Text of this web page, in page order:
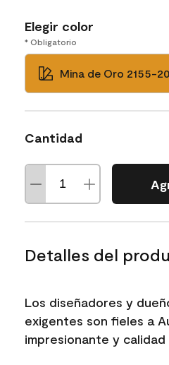
Elegir color
* Obligatorio
Mina de Oro 2155-20
Cantidad
Detalles del
Los diseñadores y
exigentes son fieles a
impresionante y calidad